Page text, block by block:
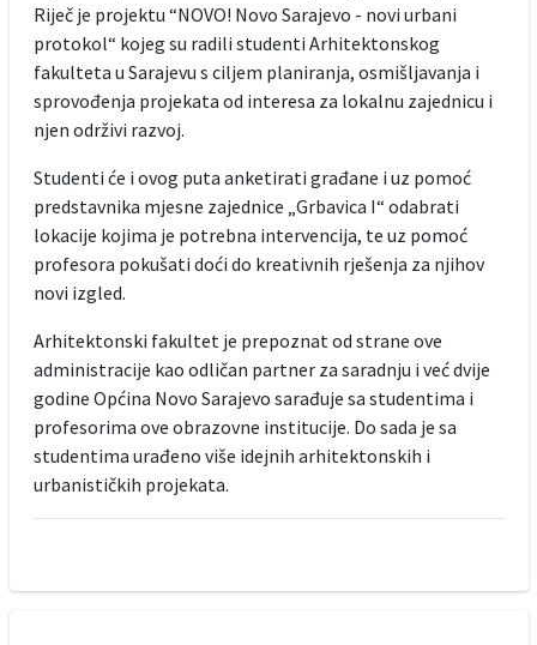
Riječ je projektu “NOVO! Novo Sarajevo - novi urbani
protokol“ kojeg su radili studenti Arhitektonskog
fakulteta u Sarajevu s ciljem planiranja, osmišljavanja i
sprovođenja projekata od interesa za lokalnu zajednicu i
njen održivi razvoj.
Studenti će i ovog puta anketirati građane i uz pomoć
predstavnika mjesne zajednice „Grbavica I“ odabrati
lokacije kojima je potrebna intervencija, te uz pomoć
profesora pokušati doći do kreativnih rješenja za njihov
novi izgled.
Arhitektonski fakultet je prepoznat od strane ove
administracije kao odličan partner za saradnju i već dvije
godine Općina Novo Sarajevo sarađuje sa studentima i
profesorima ove obrazovne institucije. Do sada je sa
studentima urađeno više idejnih arhitektonskih i
urbanističkih projekata.